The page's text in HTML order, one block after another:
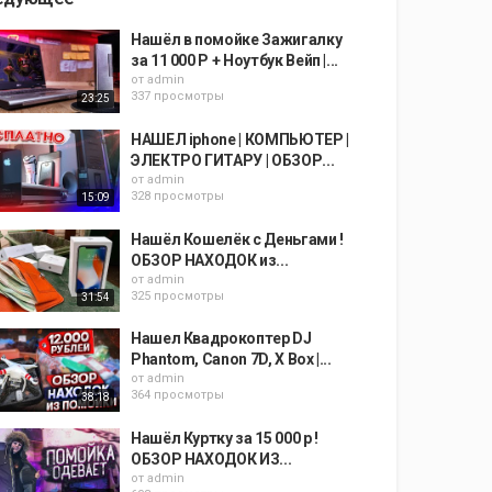
23:25
Нашёл в помойке Зажигалку
за 11 000 Р + Ноутбук Вейп |...
от admin
337 просмотры
15:09
НАШЕЛ iphone | КОМПЬЮТЕР |
ЭЛЕКТРО ГИТАРУ | ОБЗОР...
от admin
328 просмотры
31:54
Нашёл Кошелёк с Деньгами !
ОБЗОР НАХОДОК из...
от admin
325 просмотры
38:18
Нашел Квадрокоптер DJ
Phantom, Canon 7D, X Box |...
от admin
364 просмотры
Нашёл Куртку за 15 000 р !
ОБЗОР НАХОДОК ИЗ...
от admin